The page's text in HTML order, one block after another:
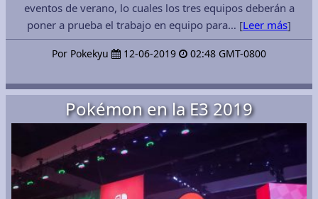
eventos de verano, lo cuales los tres equipos deberán a
poner a prueba el trabajo en equipo para… [Leer más]
Por Pokekyu 12-06-2019 02:48 GMT-0800
Pokémon en la E3 2019